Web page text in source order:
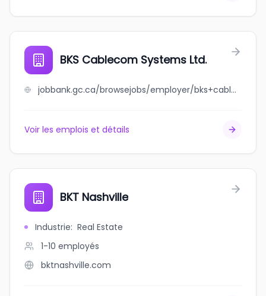
BKS Cablecom Systems Ltd.
jobbank.gc.ca/browsejobs/employer/bks+cablecom+systems+ltd./ca
Voir les emplois et détails
BKT Nashville
Industrie: Real Estate
1-10 employés
bktnashville.com